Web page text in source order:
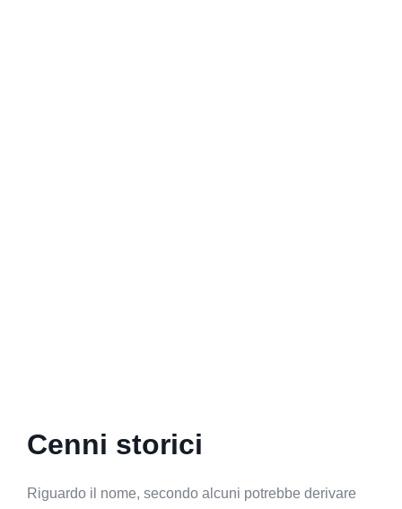
Cenni storici
Riguardo il nome, secondo alcuni potrebbe derivare